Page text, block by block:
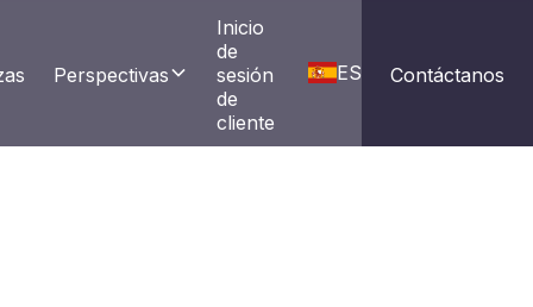
Perspectivas
Inicio
de
sesión
de
cliente
ES Contáctanos